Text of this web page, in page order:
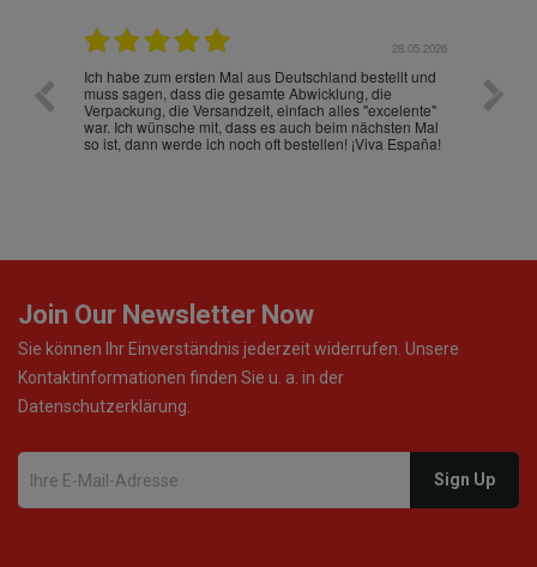
28.05.2026
Ich habe zum ersten Mal aus Deutschland bestellt und
muss sagen, dass die gesamte Abwicklung, die
Verpackung, die Versandzeit, einfach alles "excelente"
war. Ich wünsche mit, dass es auch beim nächsten Mal
so ist, dann werde ich noch oft bestellen! ¡Viva España!
Die
gut
ist
Join Our Newsletter Now
Sie können Ihr Einverständnis jederzeit widerrufen. Unsere
Kontaktinformationen finden Sie u. a. in der
Datenschutzerklärung.